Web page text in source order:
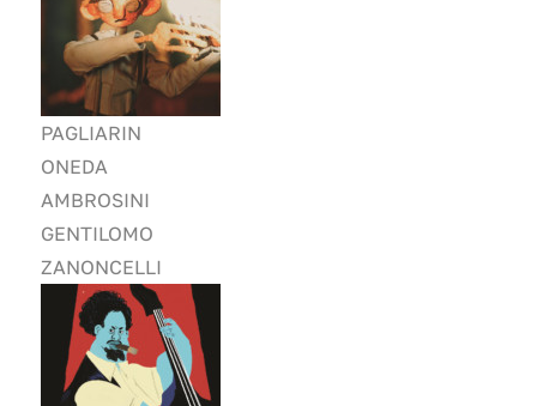
PAGLIARIN
ONEDA
AMBROSINI
GENTILOMO
ZANONCELLI